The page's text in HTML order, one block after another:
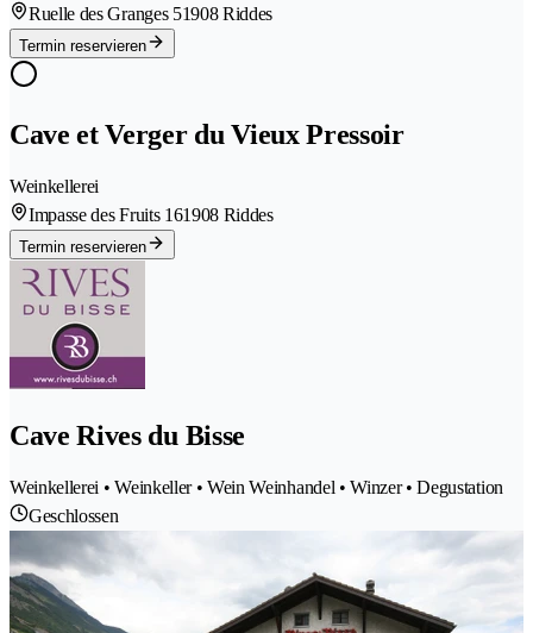
Ruelle des Granges 51908 Riddes
Termin reservieren
Cave et Verger du Vieux Pressoir
Weinkellerei
Impasse des Fruits 161908 Riddes
Termin reservieren
Cave Rives du Bisse
Weinkellerei • Weinkeller • Wein Weinhandel • Winzer • Degustation
Geschlossen